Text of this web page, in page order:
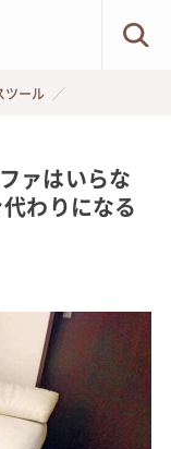
ツール
ァはいらな
わりになる